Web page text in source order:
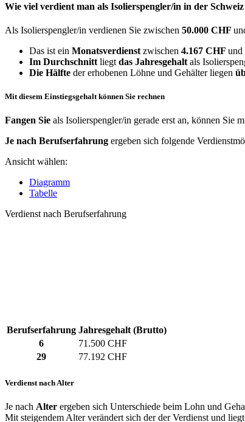
Wie viel verdient man als Isolierspengler/in in der Schweiz
Als Isolierspengler/in verdienen Sie zwischen 50.000 CHF
Das ist ein Monatsverdienst zwischen 4.167 CHF und
Im Durchschnitt liegt das Jahresgehalt als
Die Hälfte der erhobenen Löhne und Gehälter liegen
Mit diesem Einstiegsgehalt können Sie rechnen
Fangen Sie als Isolierspengler/in gerade erst an, können Sie
Je nach Berufserfahrung ergeben sich folgende
Ansicht wählen:
Diagramm
Tabelle
Verdienst nach Berufserfahrung
Berufserfahrung Jahresgehalt (Brutto)
6
71.500 CHF
29
77.192 CHF
Verdienst nach Alter
Je nach Alter ergeben sich Unterschiede beim Lohn und
Mit steigendem Alter verändert sich der der Verdienst und